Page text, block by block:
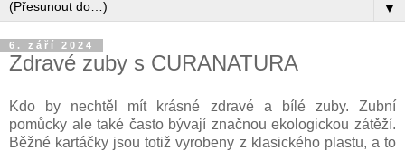
▼
6. září 2024
Zdravé zuby s CURANATURA
Kdo by nechtěl mít krásné zdravé a bílé zuby. Zubní
pomůcky ale také často bývají značnou ekologickou zátěží.
Běžné kartáčky jsou totiž vyrobeny z klasického plastu, a to